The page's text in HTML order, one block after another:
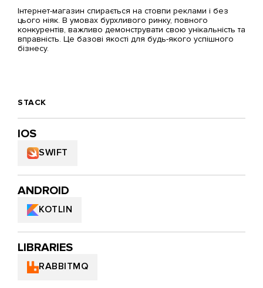
Інтернет-магазин спирається на стовпи реклами і без
цього ніяк. В умовах бурхливого ринку, повного
конкурентів, важливо демонструвати свою унікальність та
вправність. Це базові якості для будь-якого успішного
бізнесу.
STACK
IOS
SWIFT
ANDROID
KOTLIN
LIBRARIES
RABBITMQ